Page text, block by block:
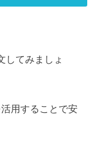
してみましょ
用することで安